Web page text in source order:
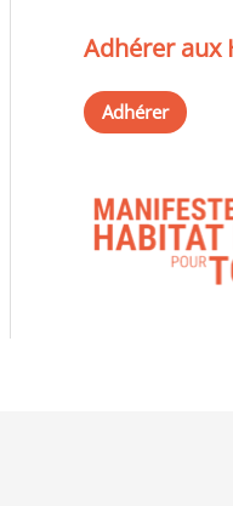
Adhérer aux
Adhérer